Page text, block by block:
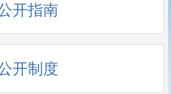
开指南
开制度